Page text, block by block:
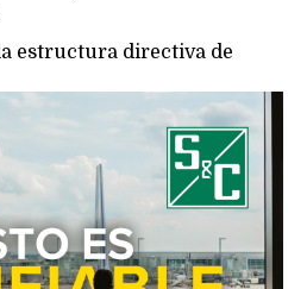
estructura directiva de